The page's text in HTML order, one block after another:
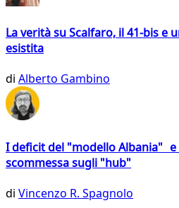
La verità su Scalfaro, il 41-bis e
esistita
di Alberto Gambino
I deficit del "modello Albania" e
scommessa sugli "hub"
di Vincenzo R. Spagnolo